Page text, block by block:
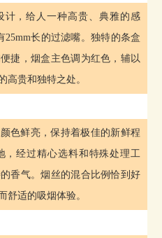
计，给人一种高贵、典雅的感
25mm长的过滤嘴。独特的条盒
捷，烟盒主色调为红色，辅以
高贵和独特之处。
色鲜亮，保持着极佳的新鲜程
，经过精心选料和特殊处理工
香气。烟丝的混合比例恰到好
舒适的吸烟体验。